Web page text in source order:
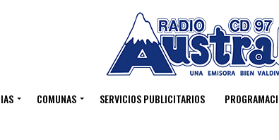
COMUNAS SERVICIOS PUBLICITARIOS